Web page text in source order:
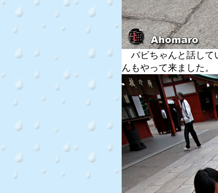
バビちゃんと話して
んもやって来ました。